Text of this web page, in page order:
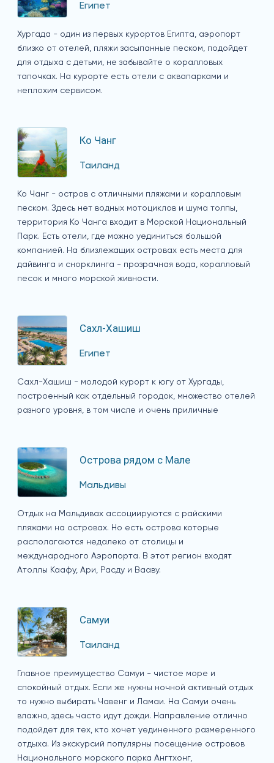
Египет
Хургада - один из первых курортов Египта, аэропорт
близко от отелей, пляжи засыпанные песком, подойдет
для отдыха с детьми, не забывайте о коралловых
тапочках. На курорте есть отели с аквапарками и
неплохим сервисом.
Ко Чанг
Таиланд
Ко Чанг - остров с отличными пляжами и коралловым
песком. Здесь нет водных мотоциклов и шума толпы,
территория Ко Чанга входит в Морской Национальный
Парк. Есть отели, где можно уединиться большой
компанией. На близлежащих островах есть места для
дайвинга и снорклинга - прозрачная вода, коралловый
песок и много морской живности.
Сахл-Хашиш
Египет
Сахл-Хашиш - молодой курорт к югу от Хургады,
построенный как отдельный городок, множество отелей
разного уровня, в том числе и очень приличные
Острова рядом с Мале
Мальдивы
Отдых на Мальдивах ассоциируются с райскими
пляжами на островах. Но есть острова которые
располагаются недалеко от столицы и
международного Аэропорта. В этот регион входят
Атоллы Каафу, Ари, Расду и Вааву.
Самуи
Таиланд
Главное преимущество Самуи - чистое море и
спокойный отдых. Если же нужны ночной активный отдых
то нужно выбирать Чавенг и Ламаи. На Самуи очень
влажно, здесь часто идут дожди. Направление отлично
подойдет для тех, кто хочет уединенного размеренного
отдыха. Из экскурсий популярны посещение островов
Национального морского парка Ангтхонг,